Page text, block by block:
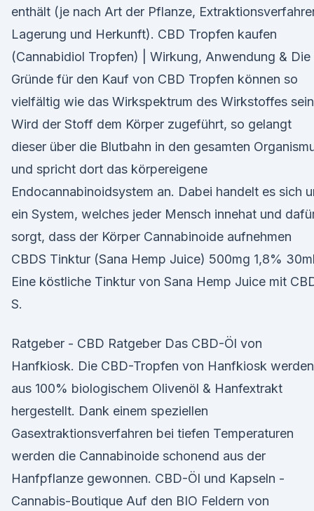
enthält (je nach Art der Pflanze,
Lagerung und Herkunft). CBD Tropfen kaufen
(Cannabidiol Tropfen) | Wirkung, Anwendung & Die
Gründe für den Kauf von CBD Tropfen können so
vielfältig wie das Wirkspektrum des Wirkstoffes
Wird der Stoff dem Körper zugeführt, so gelangt
dieser über die Blutbahn in den gesamten
und spricht dort das körpereigene
Endocannabinoidsystem an. Dabei handelt es sich
ein System, welches jeder Mensch innehat und
sorgt, dass der Körper Cannabinoide aufnehmen
CBDS Tinktur (Sana Hemp Juice) 500mg 1,8% 30ml
Eine köstliche Tinktur von Sana Hemp Juice mit
S.
Ratgeber - CBD Ratgeber Das CBD-Öl von
Hanfkiosk. Die CBD-Tropfen von Hanfkiosk werden
aus 100% biologischem Olivenöl & Hanfextrakt
hergestellt. Dank einem speziellen
Gasextraktionsverfahren bei tiefen Temperaturen
werden die Cannabinoide schonend aus der
Hanfpflanze gewonnen. CBD-Öl und Kapseln -
Cannabis-Boutique Auf den BIO Feldern von